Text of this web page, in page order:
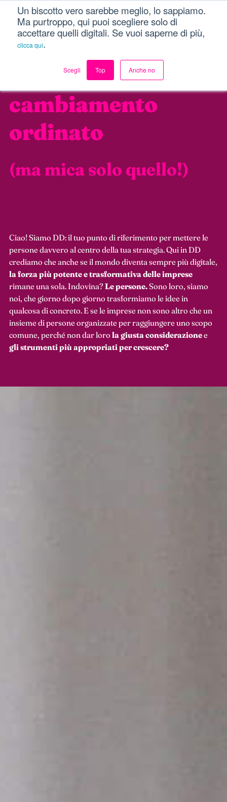
Un biscotto vero sarebbe meglio, lo sappiamo.
Ma purtroppo, qui puoi scegliere solo di
accettare quelli digitali. Se vuoi saperne di più,
clicca qui.
Scegli Top Anche no
Menu
Siamo
cambiamento
ordinato
(ma mica solo quello!)
Ciao! Siamo DD: il tuo punto di riferimento per mettere le
persone davvero al centro della tua strategia. Qui in DD
crediamo che anche se il mondo diventa sempre più digitale,
la forza più potente e trasformativa delle imprese
rimane una sola. Indovina?Le persone.Sono loro, siamo
noi, che giorno dopo giorno trasformiamo le idee in
qualcosa di concreto. E se le imprese non sono altro che un
insieme di persone organizzate per raggiungere uno scopo
comune, perché non dar loro la giusta considerazionee
gli strumenti più appropriati per crescere?